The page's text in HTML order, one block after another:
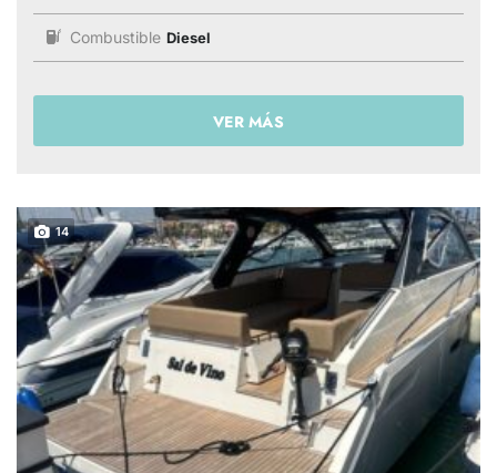
Combustible Diesel
VER MÁS
14